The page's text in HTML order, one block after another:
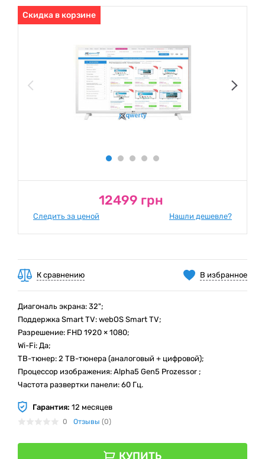
Скидка в корзине
12499 грн
Следить за ценой Нашли дешевле?
В избранное
К сравнению
Диагональ экрана: 32";
Поддержка Smart TV: webOS Smart TV;
Разрешение: FHD 1920 × 1080;
Wi-Fi: Да;
ТВ-тюнер: 2 ТВ-тюнера (аналоговый + цифровой);
Процессор изображения: Alpha5 Gen5 Prozessor ;
Частота развертки панели: 60 Гц.
Гарантия: 12 месяцев
0 Отзывы (0)
КУПИТЬ